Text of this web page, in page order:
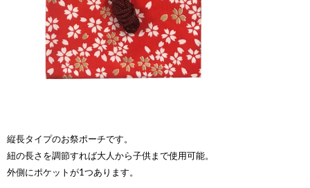
縦長タイプのお祭ポーチです。
紐の長さを調節すれば大人から子供まで使用可能。
外側にポケットが1つあります。